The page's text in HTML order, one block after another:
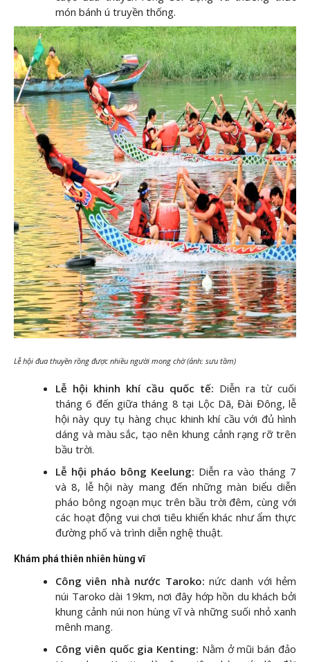
món bánh ú truyền thống.
Lễ hội đua thuyền rồng được nhiều người mong chờ (ảnh: sưu tầm)
Lễ hội khinh khí cầu quốc tế: Diễn ra từ cuối
tháng 6 đến giữa tháng 8 tại Lộc Dã, Đài Đông, lễ
hội này quy tụ hàng chục khinh khí cầu với đủ hình
dáng và màu sắc, tạo nên khung cảnh rạng rỡ trên
bầu trời.
Lễ hội pháo bông Keelung: Diễn ra vào tháng 7
và 8, lễ hội này mang đến những màn biểu diễn
pháo bông ngoạn mục trên bầu trời đêm, cùng với
các hoạt động vui chơi tiêu khiển khác như ẩm thực
đường phố và trình diễn nghệ thuật.
Khám phá thiên nhiên hùng vĩ
Công viên nhà nước Taroko: nức danh với hẻm
núi Taroko dài 19km, nơi đây hớp hồn du khách bởi
khung cảnh núi non hùng vĩ và những suối nhỏ xanh
mênh mang.
Công viên quốc gia Kenting: Nằm ở mũi bán đảo